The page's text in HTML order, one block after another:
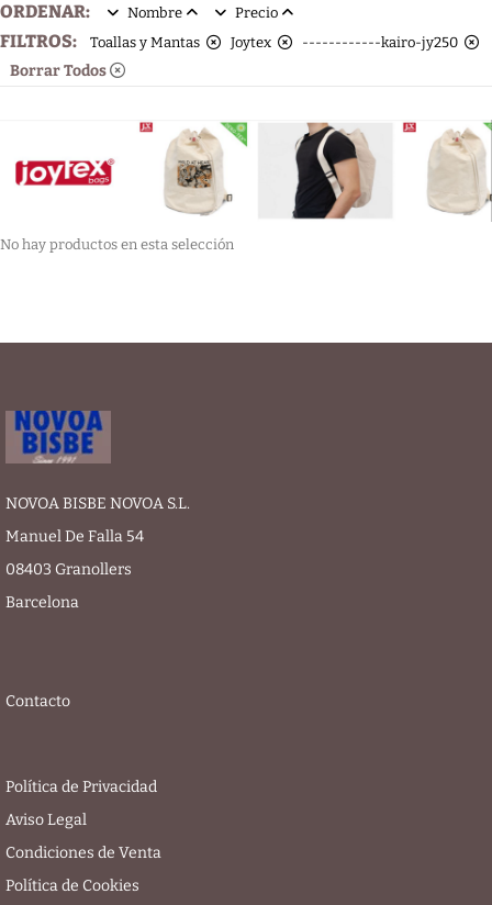
ORDENAR: Nombre Precio
FILTROS: Toallas y Mantas Joytex ------------kairo-jy250
Borrar Todos
No hay productos en esta selección
NOVOA BISBE NOVOA S.L.
Manuel De Falla 54
08403 Granollers
Barcelona
Contacto
Política de Privacidad
Aviso Legal
Condiciones de Venta
Política de Cookies